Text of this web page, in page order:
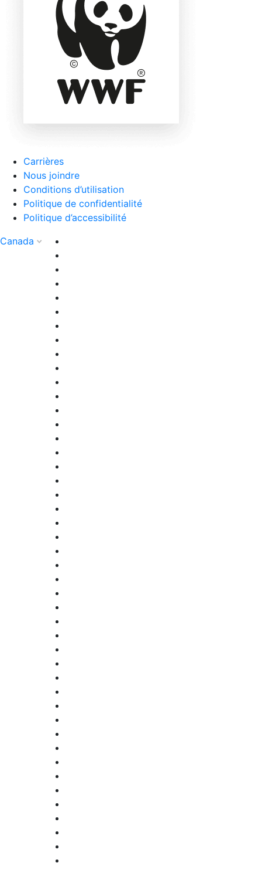
Carrières
Nous joindre
Conditions d’utilisation
Politique de confidentialité
Politique d’accessibilité
Canada